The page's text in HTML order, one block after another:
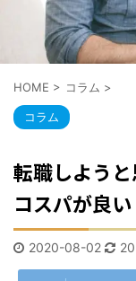
HOME > コラム >
コラム
転職しよう
コスパが良い
2020-08-02